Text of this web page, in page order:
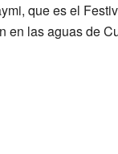
que es el
en las aguas de